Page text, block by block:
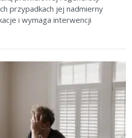
przypadkach jej nadmierny
i wymaga interwencji